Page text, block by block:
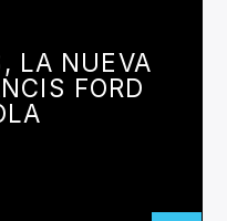
LA NUEVA
FORD